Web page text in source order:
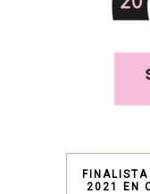
2021 EN